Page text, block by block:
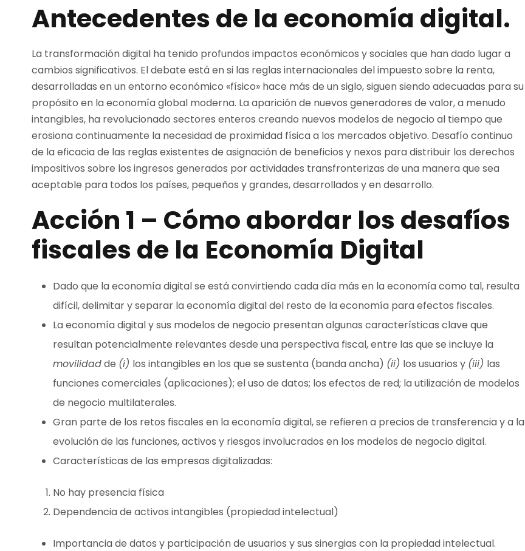
Antecedentes de la economía digital.
La transformación digital ha tenido profundos impactos económicos y sociales que han dado lugar a
cambios significativos. El debate está en si las reglas internacionales del impuesto sobre la renta,
desarrolladas en un entorno económico «físico» hace más de un siglo, siguen siendo adecuadas para su
propósito en la economía global moderna. La aparición de nuevos generadores de valor, a menudo
intangibles, ha revolucionado sectores enteros creando nuevos modelos de negocio al tiempo que
erosiona continuamente la necesidad de proximidad física a los mercados objetivo. Desafío continuo
de la eficacia de las reglas existentes de asignación de beneficios y nexos para distribuir los derechos
impositivos sobre los ingresos generados por actividades transfronterizas de una manera que sea
aceptable para todos los países, pequeños y grandes, desarrollados y en desarrollo.
Acción 1 – Cómo abordar los desafíos
fiscales de la Economía Digital
Dado que la economía digital se está convirtiendo cada día más en la economía como tal, resulta
difícil, delimitar y separar la economía digital del resto de la economía para efectos fiscales.
La economía digital y sus modelos de negocio presentan algunas características clave que
resultan potencialmente relevantes desde una perspectiva fiscal, entre las que se incluye la
movilidadde (i) los intangibles en los que se sustenta (banda ancha) (ii) los usuarios y (iii) las
funciones comerciales (aplicaciones); el uso de datos; los efectos de red; la utilización de modelos
de negocio multilaterales.
Gran parte de los retos fiscales en la economía digital, se refieren a precios de transferencia y a la
evolución de las funciones, activos y riesgos involucrados en los modelos de negocio digital.
Características de las empresas digitalizadas:
No hay presencia física
Dependencia de activos intangibles (propiedad intelectual)
Importancia de datos y participación de usuarios y sus sinergias con la propiedad intelectual.